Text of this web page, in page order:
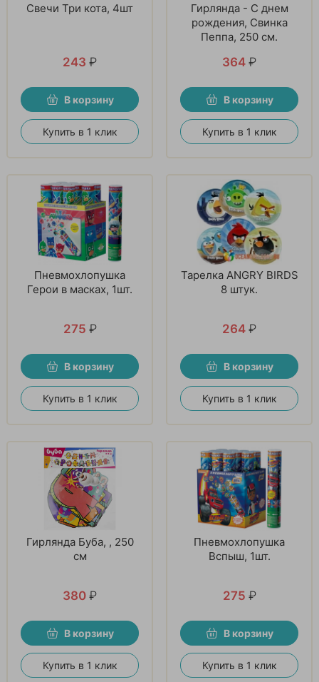
Свечи Три кота, 4шт
243 ₽
В корзину
Купить в 1 клик
Гирлянда - С днем
рождения, Свинка
Пеппа, 250 см.
364 ₽
В корзину
Купить в 1 клик
Пневмохлопушка
Герои в масках, 1шт.
275 ₽
В корзину
Купить в 1 клик
Тарелка ANGRY BIRDS
8 штук.
264 ₽
В корзину
Купить в 1 клик
Гирлянда Буба, , 250
см
380 ₽
В корзину
Купить в 1 клик
Пневмохлопушка
Вспыш, 1шт.
275 ₽
В корзину
Купить в 1 клик